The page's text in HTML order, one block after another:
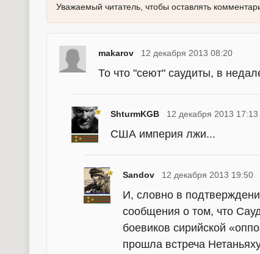
Уважаемый читатель, чтобы оставлять
makarov 12 декабря 2013 08:20
То что "сеют" саудиты, в
ShturmKGB 12 декабря 2013 17:13
США империя лжи...
Sandov 12 декабря 2013 19:50
И, словно в
сообщения о том, что
боевиков сирийской
прошла встреча